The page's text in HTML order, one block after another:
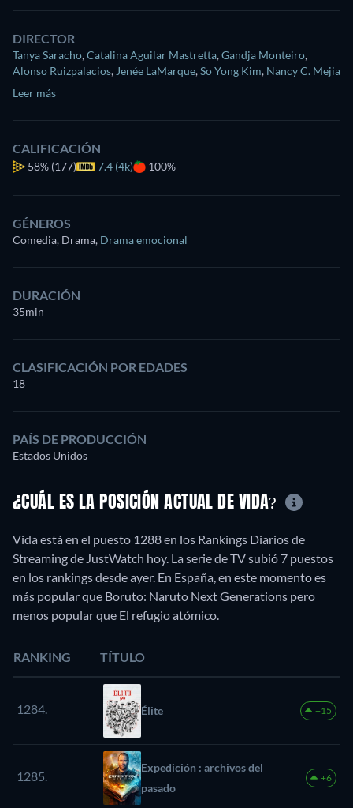
DIRECTOR
Tanya Saracho,Catalina Aguilar Mastretta,Gandja Monteiro,
Alonso Ruizpalacios, Jenée LaMarque,So Yong Kim, Nancy C. Mejia
Leer más
CALIFICACIÓN
58% (177) 7.4 (4k) 100%
GÉNEROS
Comedia, Drama, Drama emocional
DURACIÓN
35min
CLASIFICACIÓN POR EDADES
18
PAÍS DE PRODUCCIÓN
Estados Unidos
¿CUÁL ES LA POSICIÓN ACTUAL DE VIDA?
Vida está en el puesto 1288 en los Rankings Diarios de
Streaming de JustWatch hoy. La serie de TV subió 7 puestos
en los rankings desde ayer. En España, en este momento es
más popular que Boruto: Naruto Next Generations pero
menos popular que El refugio atómico.
RANKING TÍTULO
1284. Élite +15
1285.
Expedición : archivos del
pasado
+6